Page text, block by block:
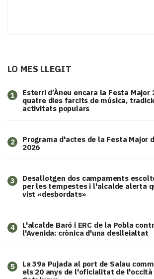
LO MÉS LLEGIT
1
Esterri d’Àneu encara la Festa Major
quatre dies farcits de música,
activitats populars
2
Programa d'actes de la Festa Major
2026
3
​Desallotgen dos campaments
per les tempestes i l'alcalde alerta
vist «desbordats»
4
L'alcalde Baró i ERC de la Pobla
l'Avenida: crònica d'una deslleialtat
5
​La 39a Pujada al port de Salau
els 20 anys de l'oficialitat de l'occità